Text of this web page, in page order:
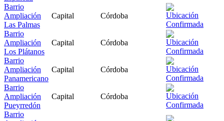
Barrio
Ampliación
Las Palmas
Capital Córdoba
Barrio
Ampliación
Los Plátanos
Capital Córdoba
Barrio
Ampliación
Panamericano
Capital Córdoba
Barrio
Ampliación
Pueyrredón
Capital Córdoba
Barrio